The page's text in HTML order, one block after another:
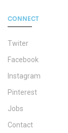
CONNECT
Twiter
Facebook
Instagram
Pinterest
Jobs
Contact